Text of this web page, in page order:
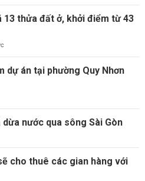
13 thửa đất ở, khởi điểm từ 43
dự án tại phường Quy Nhơn
nước qua sông Sài Gòn
cho thuê các gian hàng với